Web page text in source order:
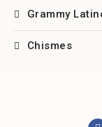
Grammy
Chismes